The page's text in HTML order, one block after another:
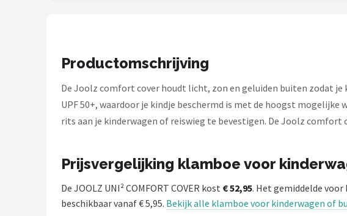
Done by Deer
Alle merken →
Productomschrijving
De Joolz comfort cover houdt licht, zon en geluiden buiten zodat
UPF 50+, waardoor je kindje beschermd is met de hoogst
rits aan je kinderwagen of reiswieg te bevestigen. De Joolz comfort
Prijsvergelijking klamboe voor
De JOOLZ UNI² COMFORT COVER kost € 52,95. Het gemiddelde
beschikbaar vanaf € 5,95. Bekijk alle klamboe voor kinderwagen of